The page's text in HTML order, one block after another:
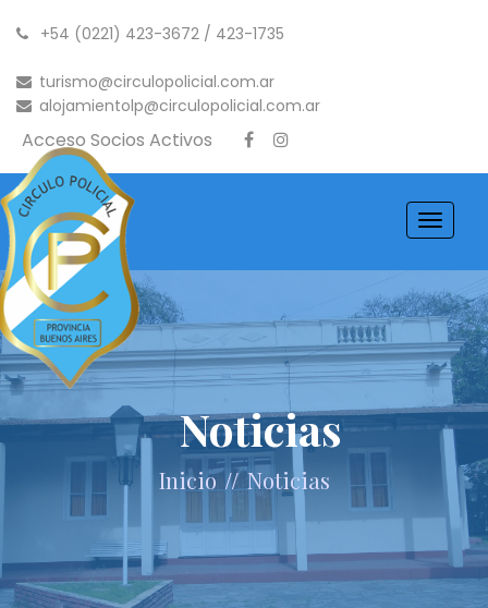
+54 (0221) 423-3672 / 423-1735
turismo@circulopolicial.com.ar
alojamientolp@circulopolicial.com.ar
Acceso Socios Activos
Toggle
Noticias
Inicio // Noticias